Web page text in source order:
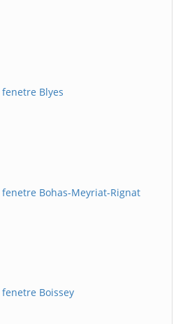
Blyes
Bohas-Meyriat-Rignat
Boissey